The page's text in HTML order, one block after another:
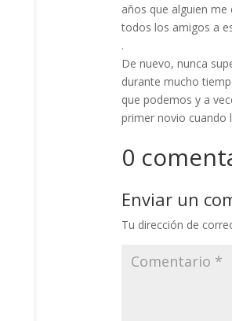
años que alguien
todos los amigos a
.
De nuevo, nunca
durante mucho
que podemos y a
primer novio cuando
0
Enviar un
Tu dirección de